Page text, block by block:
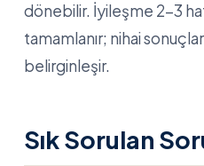
dönebilir. İyileşme 2-3
tamamlanır; nihai
belirginleşir.
Sık Sorulan